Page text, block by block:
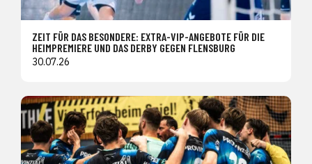
ZEIT FÜR DAS BESONDERE: EXTRA-VIP-ANGEBOTE FÜR DIE
HEIMPREMIERE UND DAS DERBY GEGEN FLENSBURG
30.07.26